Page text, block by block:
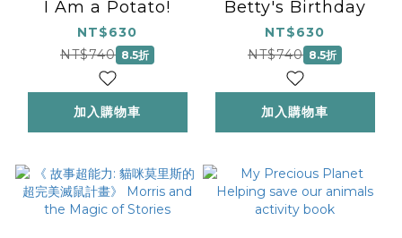
I Am a Potato!
NT$630
NT$740 8.5折
加入購物車
Betty's Birthday
NT$630
NT$740 8.5折
加入購物車